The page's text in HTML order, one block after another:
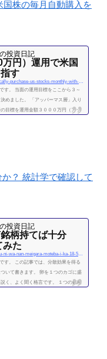
国株の毎月自動購入を
投資日記
円）運用で米国
す
https://kouhaitou-ikeyan.com/you-can-automatically-purchase-us-stocks-monthly-with-upper-mass-management
す。 当面の運用目標をここから３～
めました。 「アッパーマス層」入り
目標を運用金額３０００万円（アッ
？ 統計学で確認して
投資日記
柄持てば十分
みた
https://kouhaitou-ikeyan.com/bunsan-koka-o-eru-ni-wa-nan-meigara-moteba-i-ka-18-5000-how-many-stocks-should-i-have-for-the-diversification-effect
す。 この記事では、分散効果を得る
いて書きます。 卵を１つのカゴに盛
く、よく聞く格言です。 １つの銘柄